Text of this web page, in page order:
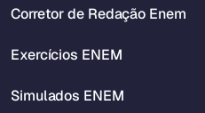
Corretor de Redação Enem
Exercícios ENEM
Simulados ENEM